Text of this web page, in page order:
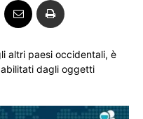
altri paesi occidentali, è
dagli oggetti